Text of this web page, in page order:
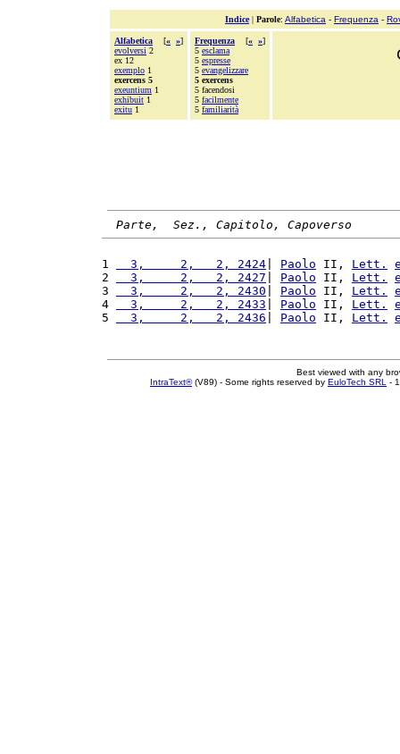
Indice| Parole: Alfabetica - Frequenza -
Alfabetica [« »]
evolversi 2
ex 12
exemplo 1
exercens 5
exeuntium 1
exhibuit 1
exitu 1
Frequenza [« »]
5 esclama
5 espresse
5 evangelizzare
5 exercens
5 facendosi
5 facilmente
5 familiarità
Parte,  Sez., Capitolo, Capoverso
1
  3,     2,   2, 2424
Paolo II, Lett.
2
  3,     2,   2, 2427
Paolo II, Lett.
3
  3,     2,   2, 2430
Paolo II, Lett.
4
  3,     2,   2, 2433
Paolo II, Lett.
5
  3,     2,   2, 2436
Paolo II, Lett.
Best viewed with any
IntraText®(V89) - Some rights reserved by EuloTech SRL -